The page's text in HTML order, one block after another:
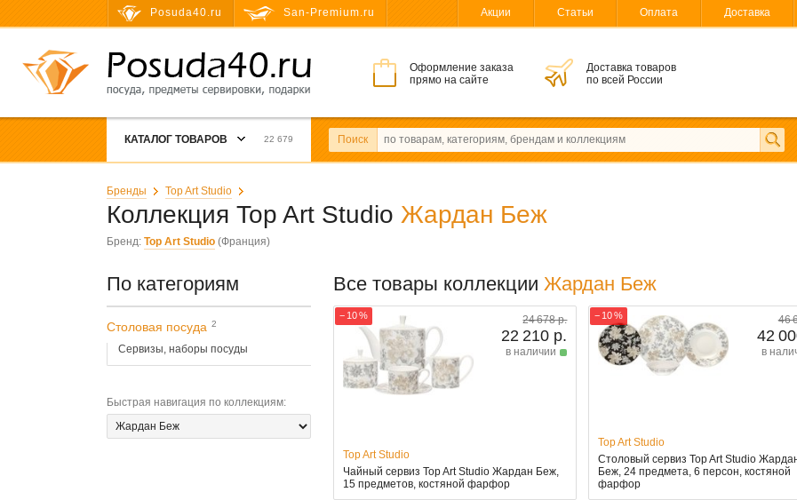
Posuda40.ru San-Premium.ru Акции Статьи Оплата Доставка
Оформление заказа
прямо на сайте
Доставка товаров
по всей России
КАТАЛОГ ТОВАРОВ 22 679 Поиск
Бренды Top Art Studio
Коллекция Top Art Studio Жардан Беж
Бренд: Top Art Studio (Франция)
По категориям
Столовая посуда 2
Сервизы, наборы посуды
Быстрая навигация по коллекциям:
Все товары коллекции Жардан Беж
− 10 % 24 678 р.
22 210 р.
в наличии
Top Art Studio
Чайный сервиз Top Art Studio Жардан Беж,
15 предметов, костяной фарфор
− 10 % 46
42
в
Top Art Studio
Столовый сервиз Top Art Studio
Беж, 24 предмета, 6 персон, костяной
фарфор